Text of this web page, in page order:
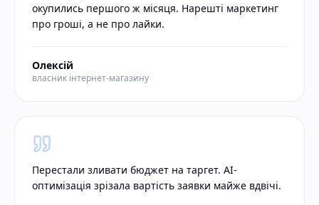
окупились першого ж місяця. Нарешті маркетинг
про гроші, а не про лайки.
Олексій
власник інтернет-магазину
Перестали зливати бюджет на таргет. AI-
оптимізація зрізала вартість заявки майже вдвічі.